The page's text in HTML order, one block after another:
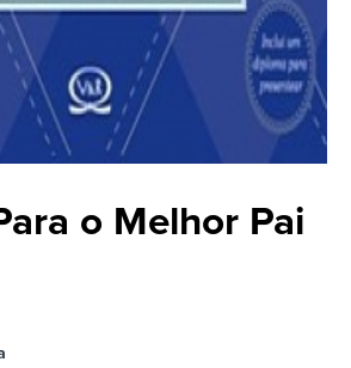
o Melhor Pai